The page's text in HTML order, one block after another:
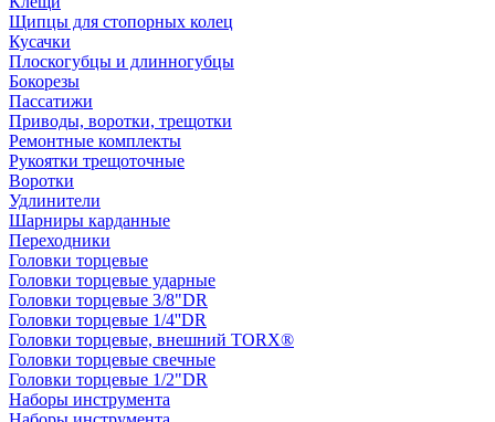
Щипцы для стопорных колец
Кусачки
Плоскогубцы и длинногубцы
Бокорезы
Пассатижи
Приводы, воротки, трещотки
Ремонтные комплекты
Рукоятки трещоточные
Воротки
Удлинители
Шарниры карданные
Переходники
Головки торцевые
Головки торцевые ударные
Головки торцевые 3/8"DR
Головки торцевые 1/4''DR
Головки торцевые, внешний TORX®
Головки торцевые свечные
Головки торцевые 1/2"DR
Наборы инструмента